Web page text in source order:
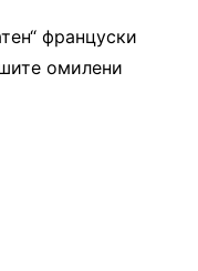
француски
омилени